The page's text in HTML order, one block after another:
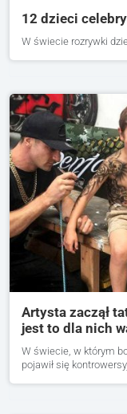
12 dzieci
W świecie rozrywki
Artysta zaczął
jest to dla nich
W świecie, w którym
pojawił się